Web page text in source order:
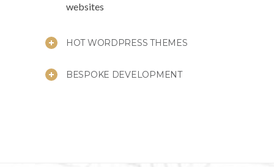
websites
HOT WORDPRESS THEMES
BESPOKE DEVELOPMENT